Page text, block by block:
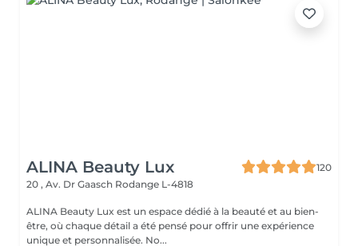
ALINA Beauty Lux
120
20 , Av. Dr Gaasch Rodange L-4818
ALINA Beauty Lux est un espace dédié à la beauté et au bien-
être, où chaque détail a été pensé pour offrir une expérience
unique et personnalisée. No...